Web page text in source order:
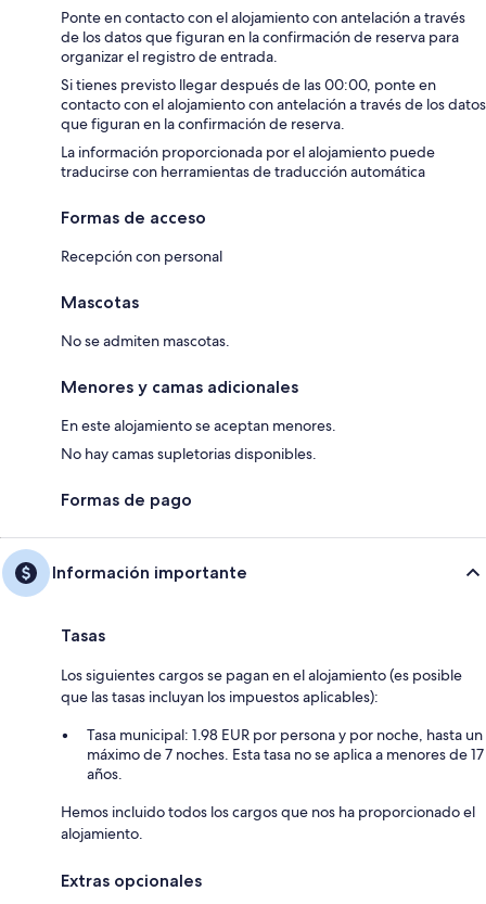
Ponte en contacto con el alojamiento con antelación a través
de los datos que figuran en la confirmación de reserva para
organizar el registro de entrada.
Si tienes previsto llegar después de las 00:00, ponte en
contacto con el alojamiento con antelación a través de los datos
que figuran en la confirmación de reserva.
La información proporcionada por el alojamiento puede
traducirse con herramientas de traducción automática
Formas de acceso
Recepción con personal
Mascotas
No se admiten mascotas.
Menores y camas adicionales
En este alojamiento se aceptan menores.
No hay camas supletorias disponibles.
Formas de pago
Información importante
Tasas
Los siguientes cargos se pagan en el alojamiento (es posible
que las tasas incluyan los impuestos aplicables):
Tasa municipal: 1.98 EUR por persona y por noche, hasta un
máximo de 7 noches. Esta tasa no se aplica a menores de 17
años.
Hemos incluido todos los cargos que nos ha proporcionado el
alojamiento.
Extras opcionales